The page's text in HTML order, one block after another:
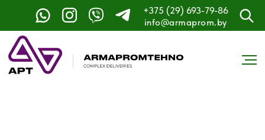
+375 (29) 693-79-86
info@armaprom.by
Контактный телефон: +375 (29) 693-79-86